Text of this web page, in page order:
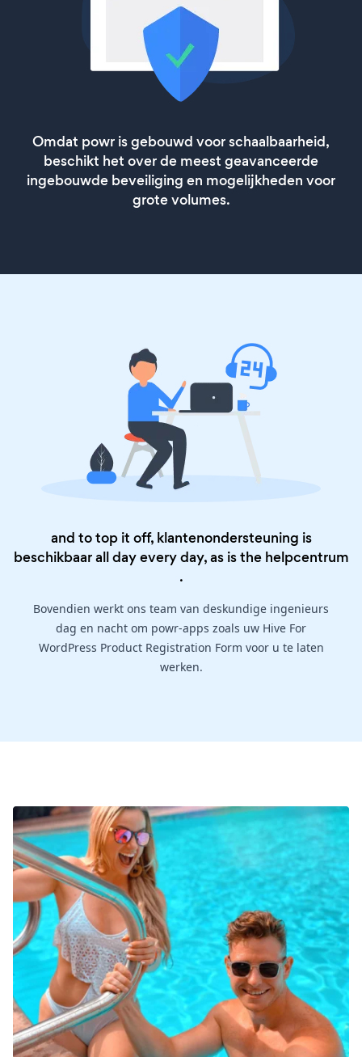
Omdat powr is gebouwd voor schaalbaarheid,
beschikt het over de meest geavanceerde
ingebouwde beveiliging en mogelijkheden voor
grote volumes.
and to top it off, klantenondersteuning is
beschikbaar all day every day, as is the helpcentrum
.
Bovendien werkt ons team van deskundige ingenieurs
dag en nacht om powr-apps zoals uw Hive For
WordPress Product Registration Form voor u te laten
werken.